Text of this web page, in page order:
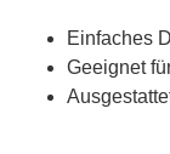
Einfaches
Geeignet